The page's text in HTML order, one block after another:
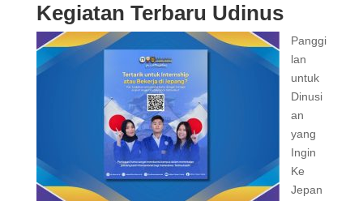
Kegiatan Terbaru Udinus
Panggi
lan
untuk
Dinusi
an
yang
Ingin
Ke
Jepan